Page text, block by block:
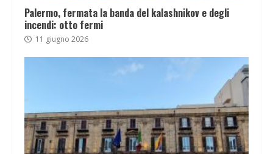
Palermo, fermata la banda del kalashnikov e degli
incendi: otto fermi
11 giugno 2026